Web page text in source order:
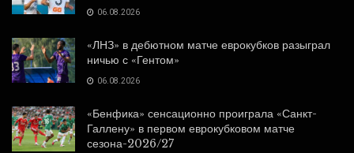
06.08.2026
«ЛНЗ» в дебютном матче еврокубков разыграл
ничью с «Гентом»
06.08.2026
«Бенфика» сенсационно проиграла «Санкт-
Галлену» в первом еврокубковом матче
сезона-2026/27